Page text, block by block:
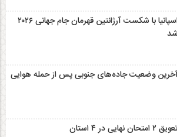
اسپانیا با شکست آرژانتین قهرمان جام جهانی ۲۰۲۶
شد
وضعیت جاده‌های جنوبی پس از حمله هوایی
تعویق ۲ امتحان نهایی در ۴ استان